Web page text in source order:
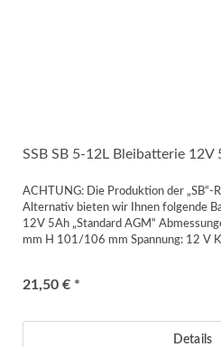
SSB SB 5-12L Bleibatterie 12V
ACHTUNG: Die Produktion der „SB“-
Alternativ bieten wir Ihnen folgende
12V 5Ah „Standard AGM“
mm H 101/106 mm Spannung: 12 V
21,50 € *
Details